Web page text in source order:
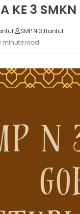
KE 3 SMKN
SMP N 3 Bantul
minute read